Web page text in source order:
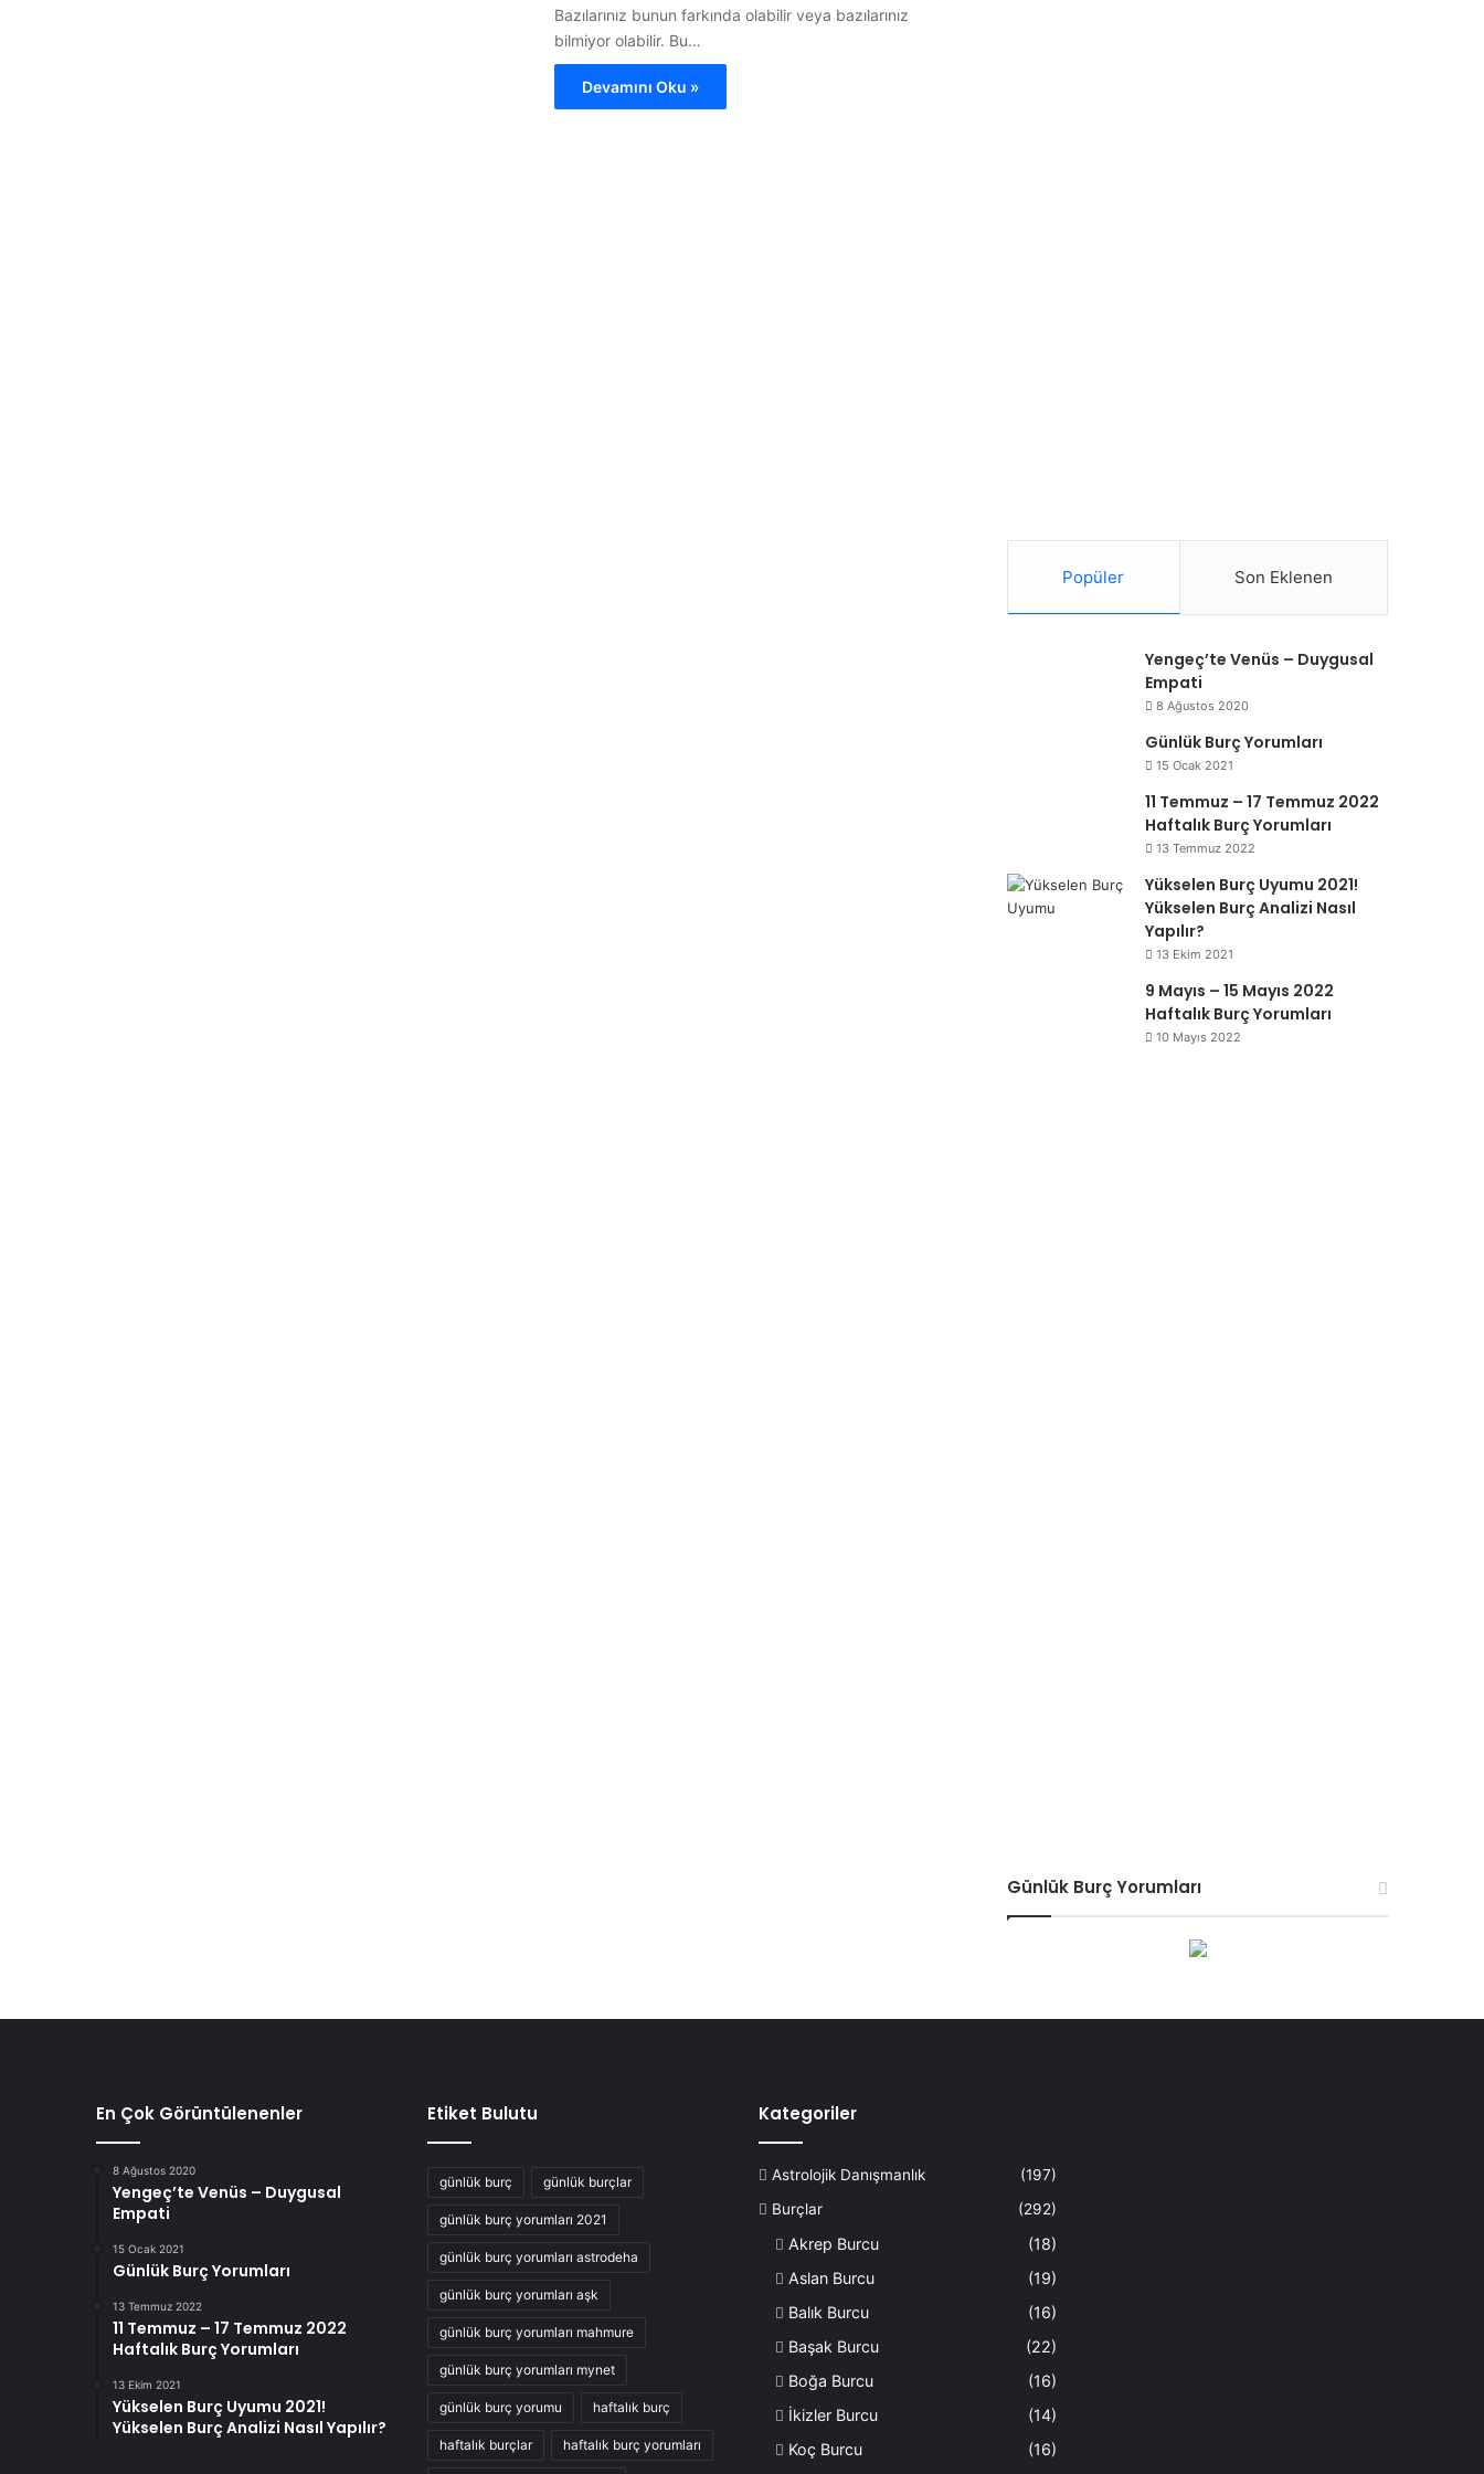
Bazılarınız bunun farkında olabilir veya bazılarınız
bilmiyor olabilir. Bu…
Devamını Oku »
Popüler Son Eklenen
Yengeç’te Venüs – Duygusal
Empati
8 Ağustos 2020
Günlük Burç Yorumları
15 Ocak 2021
11 Temmuz – 17 Temmuz 2022
Haftalık Burç Yorumları
13 Temmuz 2022
Yükselen Burç Uyumu 2021!
Yükselen Burç Analizi Nasıl
Yapılır?
13 Ekim 2021
9 Mayıs – 15 Mayıs 2022
Haftalık Burç Yorumları
10 Mayıs 2022
Günlük Burç Yorumları
En Çok Görüntülenenler
8 Ağustos 2020
Yengeç’te Venüs – Duygusal
Empati
15 Ocak 2021
Günlük Burç Yorumları
13 Temmuz 2022
11 Temmuz – 17 Temmuz 2022
Haftalık Burç Yorumları
13 Ekim 2021
Yükselen Burç Uyumu 2021!
Yükselen Burç Analizi Nasıl Yapılır?
Etiket Bulutu
günlük burç günlük burçlar
günlük burç yorumları 2021
günlük burç yorumları astrodeha
günlük burç yorumları aşk
günlük burç yorumları mahmure
günlük burç yorumları mynet
günlük burç yorumu haftalık burç
haftalık burçlar haftalık burç yorumları
Kategoriler
Astrolojik Danışmanlık
(197)
Burçlar
(292)
Akrep Burcu
(18)
Aslan Burcu
(19)
Balık Burcu
(16)
Başak Burcu
(22)
Boğa Burcu
(16)
İkizler Burcu
(14)
Koç Burcu
(16)